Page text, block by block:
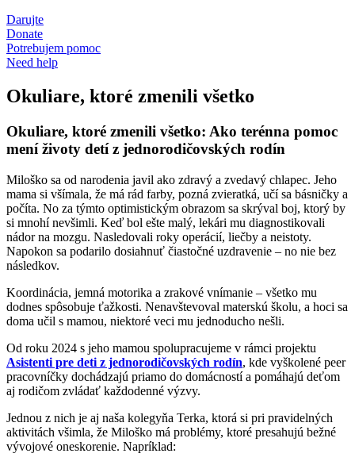
Darujte
Donate
Potrebujem pomoc
Need help
Okuliare, ktoré zmenili všetko
Okuliare, ktoré zmenili všetko: Ako terénna pomoc
mení životy detí z jednorodičovských rodín
Miloško sa od narodenia javil ako zdravý a zvedavý chlapec. Jeho
mama si všímala, že má rád farby, pozná zvieratká, učí sa básničky a
počíta. No za týmto optimistickým obrazom sa skrýval boj, ktorý by
si mnohí nevšimli. Keď bol ešte malý, lekári mu diagnostikovali
nádor na mozgu. Nasledovali roky operácií, liečby a neistoty.
Napokon sa podarilo dosiahnuť čiastočné uzdravenie – no nie bez
následkov.
Koordinácia, jemná motorika a zrakové vnímanie – všetko mu
dodnes spôsobuje ťažkosti. Nenavštevoval materskú školu, a hoci sa
doma učil s mamou, niektoré veci mu jednoducho nešli.
Od roku 2024 s jeho mamou spolupracujeme v rámci projektu
Asistenti pre deti z jednorodičovských rodín, kde vyškolené peer
pracovníčky dochádzajú priamo do domácností a pomáhajú deťom
aj rodičom zvládať každodenné výzvy.
Jednou z nich je aj naša kolegyňa Terka, ktorá si pri pravidelných
aktivitách všimla, že Miloško má problémy, ktoré presahujú bežné
vývojové oneskorenie. Napríklad: